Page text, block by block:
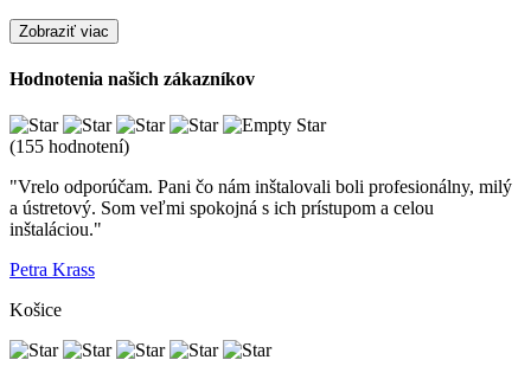
Zobraziť viac
Hodnotenia našich zákazníkov
(155 hodnotení)
"Vrelo odporúčam. Pani čo nám inštalovali boli profesionálny, milý
a ústretový. Som veľmi spokojná s ich prístupom a celou
inštaláciou."
Petra Krass
Košice